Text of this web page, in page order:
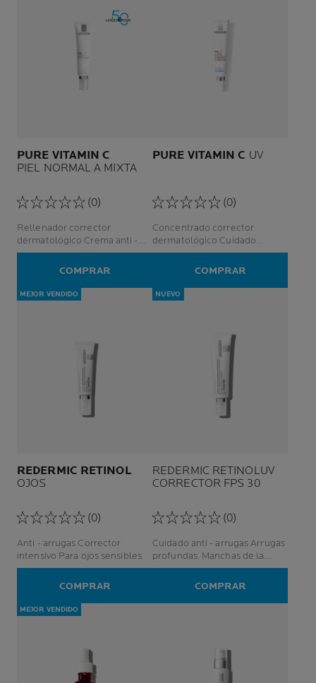
PURE VITAMIN C
PIEL NORMAL A MIXTA
(0)
Rellenador corrector
dermatológico Crema anti -
arrugas intensiva Piel sensible
COMPRAR
PURE VITAMIN C UV
(0)
Concentrado corrector
dermatológico Cuidado
intensivo anti - arrugas Piel
madura y sensible
COMPRAR
MEJOR VENDIDO
REDERMIC RETINOL
OJOS
(0)
Anti - arrugas Corrector
intensivo Para ojos sensibles
COMPRAR
NUEVO
REDERMIC RETINOLUV
CORRECTOR FPS 30
(0)
Cuidado anti - arrugas Arrugas
profundas. Manchas de la
edad Piel sensible
COMPRAR
MEJOR VENDIDO